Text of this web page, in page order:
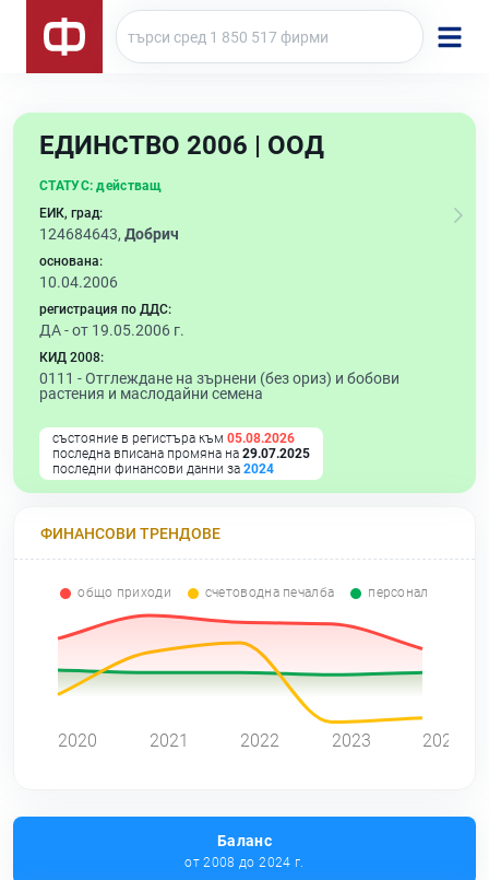
ЕДИНСТВО 2006 | ООД
СТАТУС: действащ
ЕИК, град:
124684643, Добрич
основана:
10.04.2006
регистрация по ДДС:
ДА - от 19.05.2006 г.
КИД 2008:
0111 -Отглеждане на зърнени (без ориз) и бобови
растения и маслодайни семена
състояние в регистъра към 05.08.2026
последна вписана промяна на 29.07.2025
последни финансови данни за 2024
ФИНАНСОВИ ТРЕНДОВЕ
общо приходи счетоводна печалба персонал
2020 2021 2022 2023 2024
Баланс
от 2008 до 2024 г.